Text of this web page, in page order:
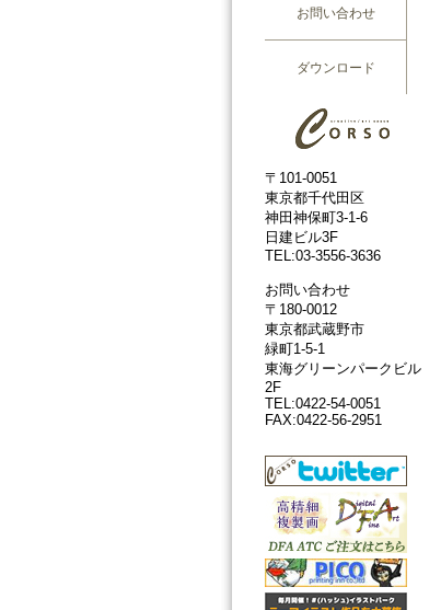
お問い合わせ
ダウンロード
〒101-0051
東京都千代田区
神田神保町3-1-6
日建ビル3F
TEL:03-3556-3636
お問い合わせ
〒180-0012
東京都武蔵野市
緑町1-5-1
東海グリーンパークビル
2F
TEL:0422-54-0051
FAX:0422-56-2951